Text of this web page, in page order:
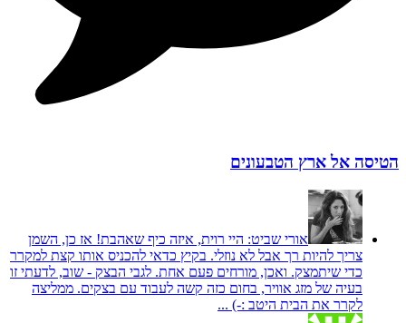
הטיסה אל ארץ הטבעונים
אורי שביט: היי רוית, איזה כיף שאהבת! אז כן, השמן
צריך להיות רך אבל לא נוזלי. בקיץ כדאי להכניס אותו קצת למקרר
כדי שיתמצק. ואכן, מורחים פעם אחת. לגבי הבצק - שוב, לדעתי זו
בעיה של מזג אוויר, בחום כזה קשה לעבוד עם בצקים. ממליצה
לקרר את הבית היטב :-) ...